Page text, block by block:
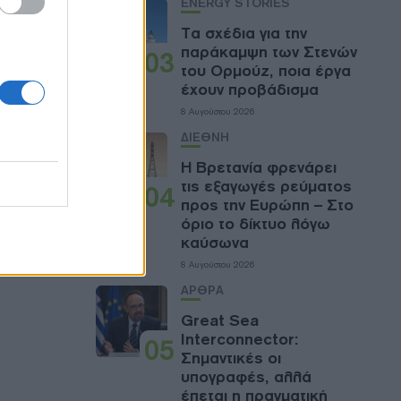
για το
03
Τα σχέδια για την
παράκαμψη των Στενών
του Ορμούζ, ποια έργα
έχουν προβάδισμα
8 Αυγούστου 2026
04
ΔΙΕΘΝΗ
Η Βρετανία φρενάρει
τις εξαγωγές ρεύματος
προς την Ευρώπη – Στο
όριο το δίκτυο λόγω
καύσωνα
8 Αυγούστου 2026
05
ΑΡΘΡΑ
Great Sea
Interconnector:
Σημαντικές οι
υπογραφές, αλλά
έπεται η πραγματική